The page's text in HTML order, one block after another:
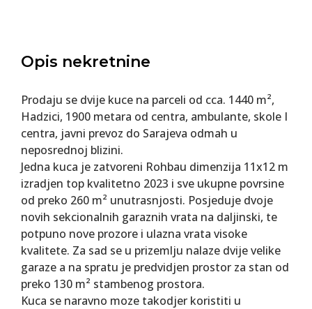
Opis nekretnine
Prodaju se dvije kuce na parceli od cca. 1440 m²,
Hadzici, 1900 metara od centra, ambulante, skole I
centra, javni prevoz do Sarajeva odmah u
neposrednoj blizini.
Jedna kuca je zatvoreni Rohbau dimenzija 11x12 m
izradjen top kvalitetno 2023 i sve ukupne povrsine
od preko 260 m² unutrasnjosti. Posjeduje dvoje
novih sekcionalnih garaznih vrata na daljinski, te
potpuno nove prozore i ulazna vrata visoke
kvalitete. Za sad se u prizemlju nalaze dvije velike
garaze a na spratu je predvidjen prostor za stan od
preko 130 m² stambenog prostora.
Kuca se naravno moze takodjer koristiti u